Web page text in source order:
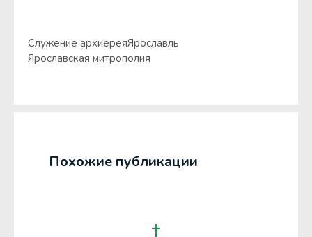
Служение архиереяЯрославль
Ярославская митрополия
Похожие публикации